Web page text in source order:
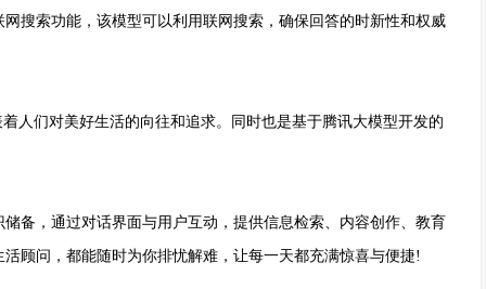
搜索功能，该模型可以利用联网搜索，确保回答的时新性和权威
们对美好生活的向往和追求。同时也是基于腾讯大模型开发的
，通过对话界面与用户互动，提供信息检索、内容创作、教育
顾问，都能随时为你排忧解难，让每一天都充满惊喜与便捷!